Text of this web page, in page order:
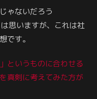
ゃないだろう
思いますが、これは社
です。
というものに合わせる
真剣に考えてみた方が